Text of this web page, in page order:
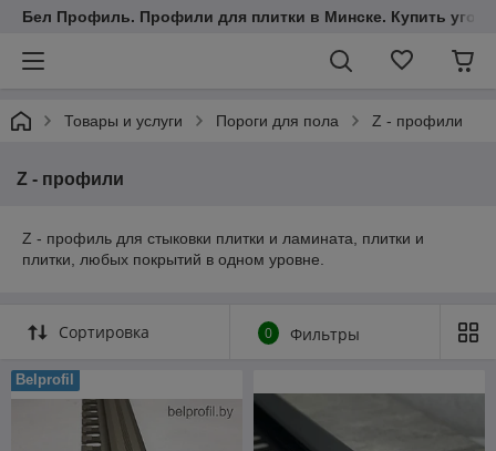
Бел Профиль. Профили для плитки в Минске. Купить
Товары и услуги Пороги для пола Z - профили
Z - профили
Z - профиль для стыковки плитки и ламината, плитки и
плитки, любых покрытий в одном уровне.
Сортировка 0 Фильтры
Belprofil